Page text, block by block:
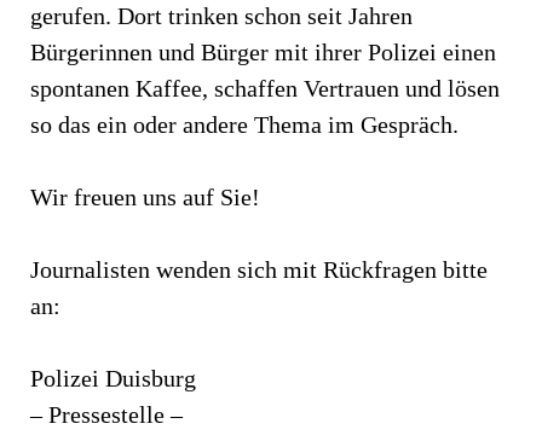
gerufen. Dort trinken schon seit Jahren
Bürgerinnen und Bürger mit ihrer Polizei einen
spontanen Kaffee, schaffen Vertrauen und lösen
so das ein oder andere Thema im Gespräch.
Wir freuen uns auf Sie!
Journalisten wenden sich mit Rückfragen bitte
an:
Polizei Duisburg
– Pressestelle –